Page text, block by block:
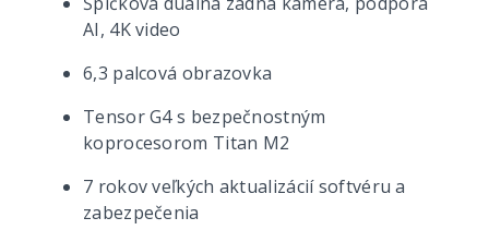
AI, 4K video
6,3 palcová obrazovka
Tensor G4 s bezpečnostným
koprocesorom Titan M2
7 rokov veľkých aktualizácií softvéru a
zabezpečenia